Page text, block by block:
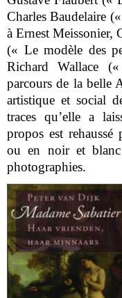
Charles Baudelaire
à Ernest Meissonier,
(« Le modèle des
Richard Wallace
parcours de la belle
artistique et social
traces qu’elle a
propos est rehaussé
ou en noir et blanc
photographies.